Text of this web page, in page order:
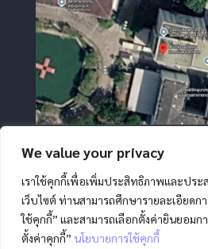
We value your privacy
เราใช้คุกกี้เพื่อเพิ่มประสิทธิภาพและประ
เว็บไซต์ ท่านสามารถศึกษารายละเอียดก
ใช้คุกกี้” และสามารถเลือกตั้งค่ายินยอมก
ตั้งค่าคุกกี้” นโยบายการใช้คุกกี้